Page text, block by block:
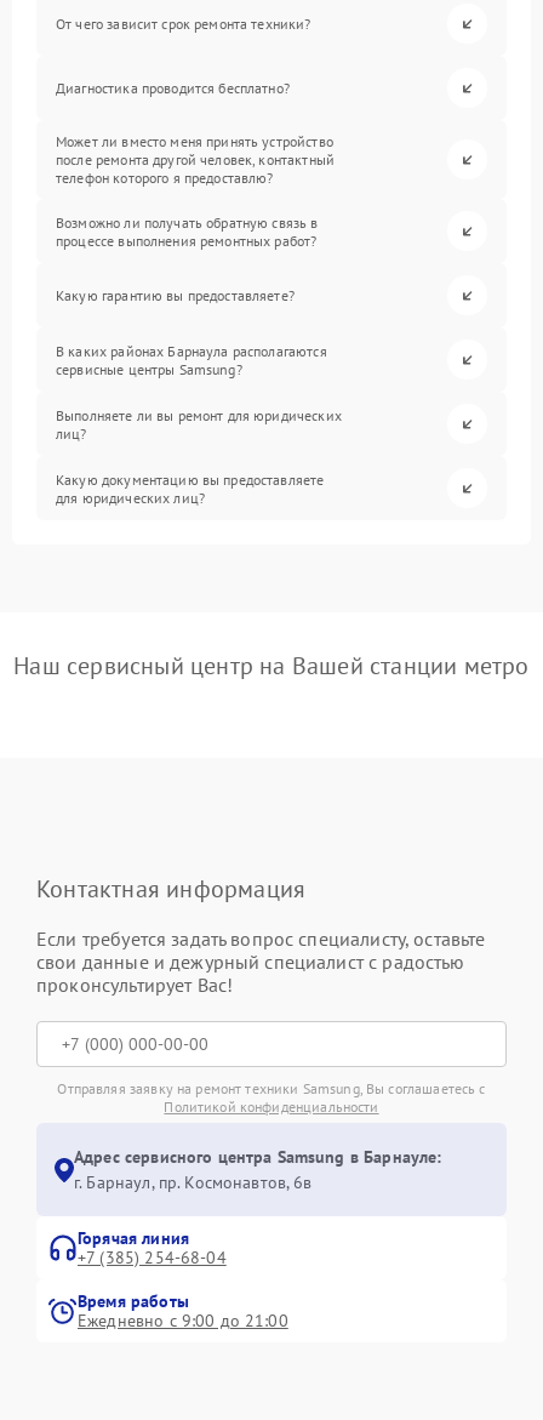
От чего зависит срок ремонта техники?
Диагностика проводится бесплатно?
Может ли вместо меня принять устройство
после ремонта другой человек, контактный
телефон которого я предоставлю?
Возможно ли получать обратную связь в
процессе выполнения ремонтных работ?
Какую гарантию вы предоставляете?
В каких районах Барнаула располагаются
сервисные центры Samsung?
Выполняете ли вы ремонт для юридических
лиц?
Какую документацию вы предоставляете
для юридических лиц?
Наш сервисный центр на Вашей станции метро
Контактная информация
Если требуется задать вопрос специалисту, оставьте
свои данные и дежурный специалист с радостью
проконсультирует Вас!
Отправляя заявку на ремонт техники Samsung, Вы соглашаетесь с
Политикой конфиденциальности
Адрес сервисного центра Samsung в Барнауле:
г. Барнаул, ​пр. Космонавтов, 6в
Горячая линия
+7 (385) 254-68-04
Время работы
Ежедневно с 9:00 до 21:00